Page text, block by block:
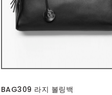
BAG309 라지 볼링백